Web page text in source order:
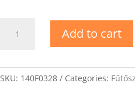
quantity
Add to cart
SKU: 140F0328 Categories: